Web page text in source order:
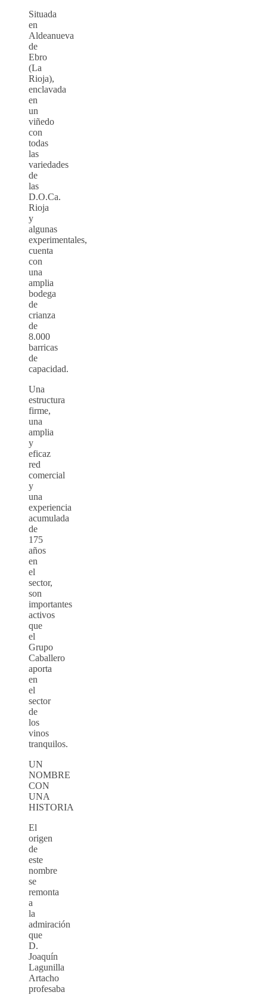
Situada
en
Aldeanueva
de
Ebro
(La
Rioja),
enclavada
en
un
viñedo
con
todas
las
variedades
de
las
D.O.Ca.
Rioja
y
algunas
experimentales,
cuenta
con
una
amplia
bodega
de
crianza
de
8.000
barricas
de
capacidad.
Una
estructura
firme,
una
amplia
y
eficaz
red
comercial
y
una
experiencia
acumulada
de
175
años
en
el
sector,
son
importantes
activos
que
el
Grupo
Caballero
aporta
en
el
sector
de
los
vinos
tranquilos.
UN
NOMBRE
CON
UNA
HISTORIA
El
origen
de
este
nombre
se
remonta
a
la
admiración
que
D.
Joaquín
Lagunilla
Artacho
profesaba